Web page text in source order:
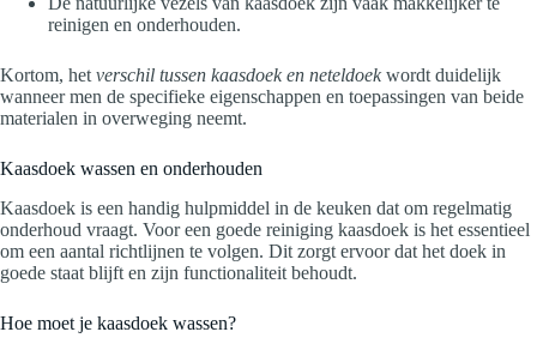
reinigen en onderhouden.
Kortom, het verschil tussen kaasdoek en neteldoekwordt duidelijk
wanneer men de specifieke eigenschappen en toepassingen van beide
materialen in overweging neemt.
Kaasdoek wassen en onderhouden
Kaasdoek is een handig hulpmiddel in de keuken dat om regelmatig
onderhoud vraagt. Voor een goede reiniging kaasdoek is het essentieel
om een aantal richtlijnen te volgen. Dit zorgt ervoor dat het doek in
goede staat blijft en zijn functionaliteit behoudt.
Hoe moet je kaasdoek wassen?